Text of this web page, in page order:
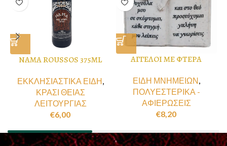
NAMA ROUSSOS 375ML
ΕΚΚΛΗΣΙΑΣΤΙΚΑ ΕΙΔΗ,
ΚΡΑΣΙ ΘΕΙΑΣ
ΛΕΙΤΟΥΡΓΙΑΣ
€6,00
ΑΓΓΕΛΟΙ ΜΕ ΦΤΕΡΑ
ΕΙΔΗ ΜΝΗΜΕΙΩΝ,
ΠΟΛΥΕΣΤΕΡΙΚΑ -
ΑΦΙΕΡΩΣΕΙΣ
€8,20